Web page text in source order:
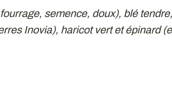
semence, doux), blé
Inovia), haricot vert et épinard